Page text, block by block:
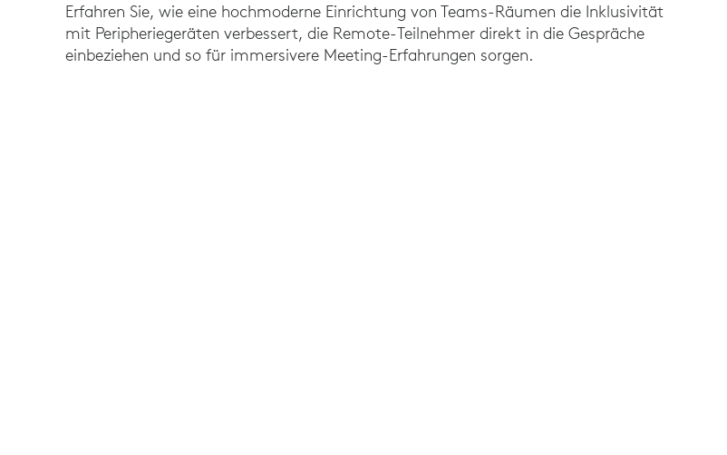
Erfahren Sie, wie eine hochmoderne Einrichtung von Teams-Räumen die Inklusivität
mit Peripheriegeräten verbessert, die Remote-Teilnehmer direkt in die Gespräche
einbeziehen und so für immersivere Meeting-Erfahrungen sorgen.